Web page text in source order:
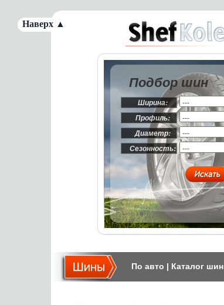
Подбор шин
Ширина:
Профиль:
Диаметр:
Сезонность:
По авто | Каталог шин
Наверх ▲